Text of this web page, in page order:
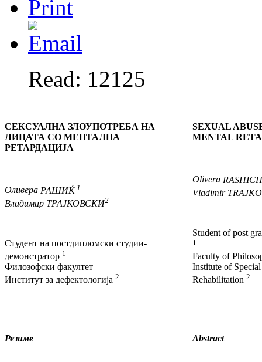
Read: 12125
СЕКСУАЛНА ЗЛОУПОТРЕБА НА
ЛИЦАТА СО МЕНТАЛНА
РЕТАРДАЦИЈА
Оливера РАШИЌ1
Владимир ТРАЈКОВСКИ2
Студент на постдипломски студии-
демонстратор 1
Филозофски факултет
Институт за дефектологија 2
SEXUAL
MENTAL
Olivera
Vladimir
Student of post
1
Faculty of
Institute of
Rehabilitation 2
Резиме Abstract